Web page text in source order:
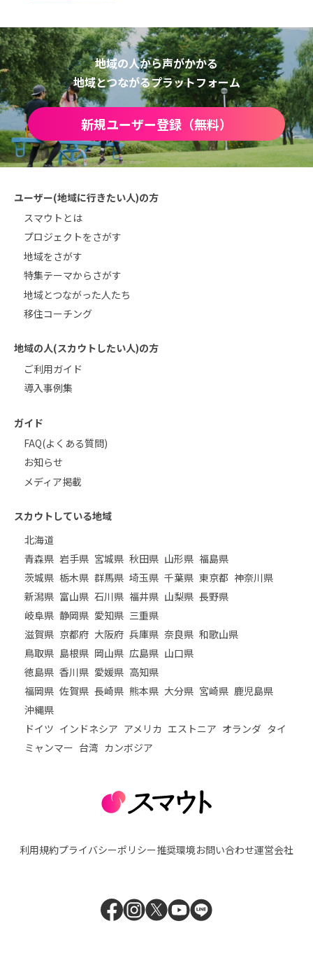
地域の人から声がかかる
地域とつながるプラットフォーム
新規ユーザー登録（無料）
ユーザー(地域に行きたい人)の方
スマウトとは
プロジェクトをさがす
地域をさがす
特集テーマからさがす
地域とつながった人たち
移住コーチング
地域の人(スカウトしたい人)の方
ご利用ガイド
導入事例集
ガイド
FAQ(よくある質問)
お知らせ
メディア掲載
スカウトしている地域
北海道
青森県 岩手県 宮城県 秋田県 山形県 福島県
茨城県 栃木県 群馬県 埼玉県 千葉県 東京都 神奈川県
新潟県 富山県 石川県 福井県 山梨県 長野県
岐阜県 静岡県 愛知県 三重県
滋賀県 京都府 大阪府 兵庫県 奈良県 和歌山県
鳥取県 島根県 岡山県 広島県 山口県
徳島県 香川県 愛媛県 高知県
福岡県 佐賀県 長崎県 熊本県 大分県 宮崎県 鹿児島県
沖縄県
ドイツ インドネシア アメリカ エストニア オランダ タイ
ミャンマー 台湾 カンボジア
利用規約プライバシーポリシー推奨環境お問い合わせ運営会社